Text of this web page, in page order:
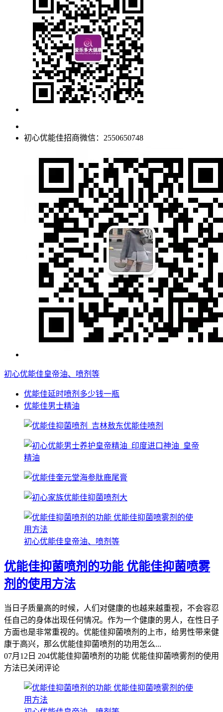
初心优能佳招商微信：2550650748
初心优能佳皇帝油、喷剂等
优能佳延时喷剂多少钱一瓶
优能佳男士精油
初心优能佳皇帝油、喷剂等
优能佳抑菌喷剂的功能 优能佳抑菌喷雾
剂的使用方法
当日子质量高的时候，人们对健康的也越来越重视，不会容忍
任自己的身体出现任何情况。作为一个健康的男人，在性日子
方面也是非常重视的。优能佳抑菌喷剂的上市，给男性带来健
康于高兴，那么优能佳抑菌喷剂的功用怎么...
07月12日 204优能佳抑菌喷剂的功能 优能佳抑菌喷雾剂的使用
方法已关闭评论